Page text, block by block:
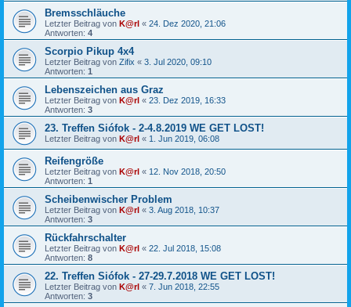
Bremsschläuche
Letzter Beitrag von K@rl « 24. Dez 2020, 21:06
Antworten: 4
Scorpio Pikup 4x4
Letzter Beitrag von Zifix « 3. Jul 2020, 09:10
Antworten: 1
Lebenszeichen aus Graz
Letzter Beitrag von K@rl « 23. Dez 2019, 16:33
Antworten: 3
23. Treffen Siófok - 2-4.8.2019 WE GET LOST!
Letzter Beitrag von K@rl « 1. Jun 2019, 06:08
Reifengröße
Letzter Beitrag von K@rl « 12. Nov 2018, 20:50
Antworten: 1
Scheibenwischer Problem
Letzter Beitrag von K@rl « 3. Aug 2018, 10:37
Antworten: 3
Rückfahrschalter
Letzter Beitrag von K@rl « 22. Jul 2018, 15:08
Antworten: 8
22. Treffen Siófok - 27-29.7.2018 WE GET LOST!
Letzter Beitrag von K@rl « 7. Jun 2018, 22:55
Antworten: 3